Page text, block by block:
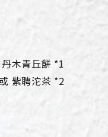
木青丘餅 *1
紫聘沱茶 *2